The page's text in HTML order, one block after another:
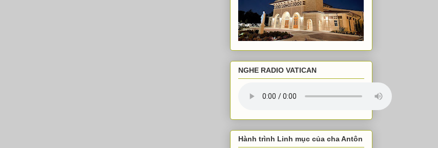
NGHE RADIO VATICAN
Hành trình Linh mục của cha Antôn